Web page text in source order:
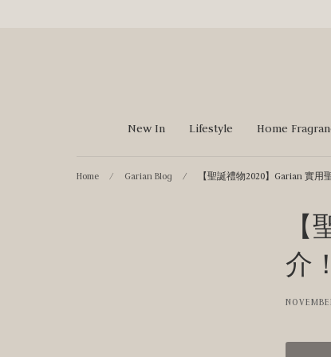
New In Lifestyle Home
Home / Garian Blog / 【聖誕禮物2020】Garian 實用
介！